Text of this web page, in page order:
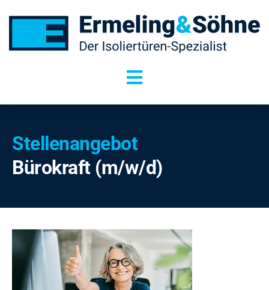
Inhalt
Toggle
Navigation
Isolierfenster
Sonderanfertigungen
Über uns
Kontakt
Stellenangebot
Bürokraft (m/w/d)